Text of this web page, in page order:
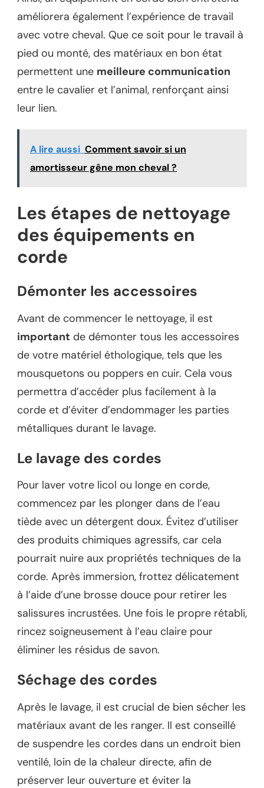
améliorera également l’expérience de travail
avec votre cheval. Que ce soit pour le travail à
pied ou monté, des matériaux en bon état
permettent une meilleure communication
entre le cavalier et l’animal, renforçant ainsi
leur lien.
A lire aussi Comment savoir si un
amortisseur gêne mon cheval ?
Les étapes de nettoyage
des équipements en
corde
Démonter les accessoires
Avant de commencer le nettoyage, il est
important de démonter tous les accessoires
de votre matériel éthologique, tels que les
mousquetons ou poppers en cuir. Cela vous
permettra d’accéder plus facilement à la
corde et d’éviter d’endommager les parties
métalliques durant le lavage.
Le lavage des cordes
Pour laver votre licol ou longe en corde,
commencez par les plonger dans de l’eau
tiède avec un détergent doux. Évitez d’utiliser
des produits chimiques agressifs, car cela
pourrait nuire aux propriétés techniques de la
corde. Après immersion, frottez délicatement
à l’aide d’une brosse douce pour retirer les
salissures incrustées. Une fois le propre rétabli,
rincez soigneusement à l’eau claire pour
éliminer les résidus de savon.
Séchage des cordes
Après le lavage, il est crucial de bien sécher les
matériaux avant de les ranger. Il est conseillé
de suspendre les cordes dans un endroit bien
ventilé, loin de la chaleur directe, afin de
préserver leur ouverture et éviter la